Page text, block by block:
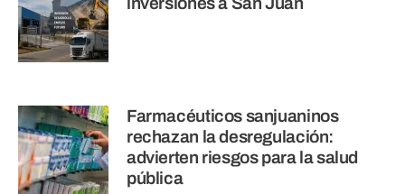
Farmacéuticos sanjuaninos
rechazan la desregulación:
advierten riesgos para la salud
pública